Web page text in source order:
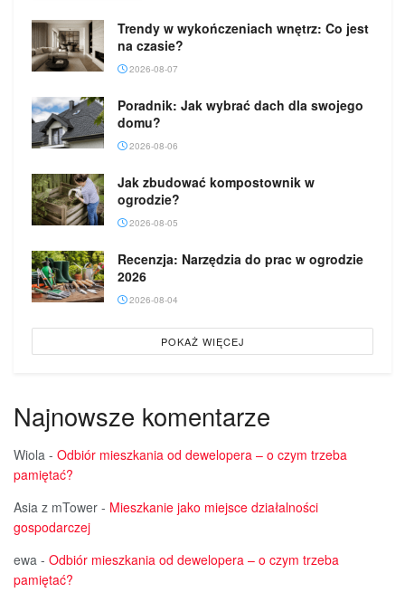
Trendy w wykończeniach wnętrz: Co jest
na czasie?
2026-08-07
Poradnik: Jak wybrać dach dla swojego
domu?
2026-08-06
Jak zbudować kompostownik w
ogrodzie?
2026-08-05
Recenzja: Narzędzia do prac w ogrodzie
2026
2026-08-04
POKAŻ WIĘCEJ
Najnowsze komentarze
Wiola - Odbiór mieszkania od dewelopera – o czym trzeba
pamiętać?
Asia z mTower - Mieszkanie jako miejsce działalności
gospodarczej
ewa - Odbiór mieszkania od dewelopera – o czym trzeba
pamiętać?